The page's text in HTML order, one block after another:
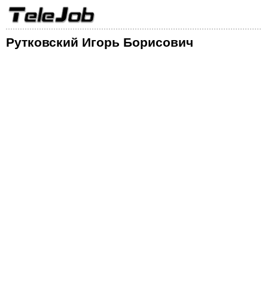
Рутковский Игорь Борисович